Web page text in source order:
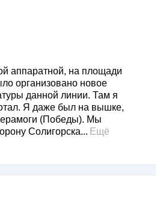
аппаратной, на площади
организовано новое
данной линии. Там я
Я даже был на вышке,
(Победы). Мы
Солигорска... Ещё